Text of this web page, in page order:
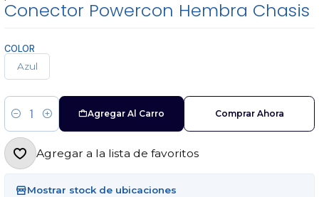
Conector Powercon Hembra Chasis
COLOR
Azul
Cantidad
Agregar Al Carro Comprar Ahora
Agregar a la lista de favoritos
Mostrar stock de ubicaciones